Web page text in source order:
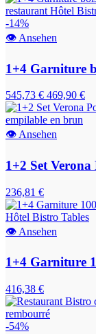
-14%
👁 Ansehen
1+4 Garniture
545,73 € 469,90 €
👁 Ansehen
1+2 Set
236,81 €
👁 Ansehen
1+4 Garniture
416,38 €
-54%